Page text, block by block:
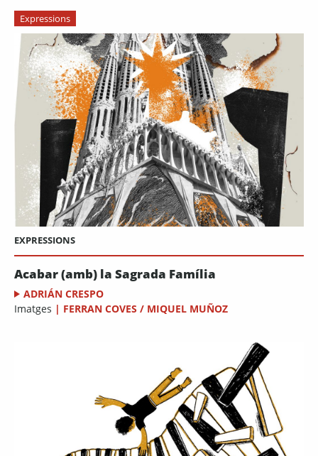
Expressions
EXPRESSIONS
Acabar (amb) la Sagrada Família
ADRIÁN CRESPO
Imatges | FERRAN COVES / MIQUEL MUÑOZ